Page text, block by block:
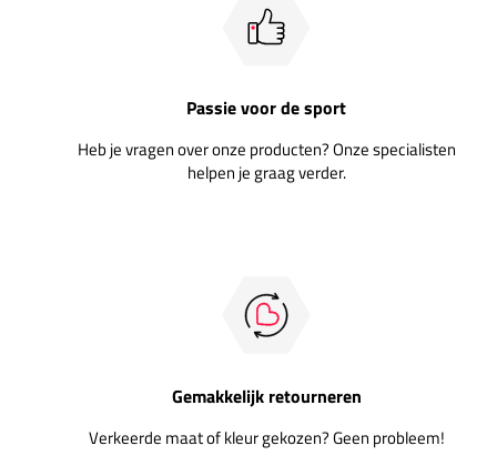
Passie voor de sport
Heb je vragen over onze producten? Onze specialisten
helpen je graag verder.
Gemakkelijk retourneren
Verkeerde maat of kleur gekozen? Geen probleem!